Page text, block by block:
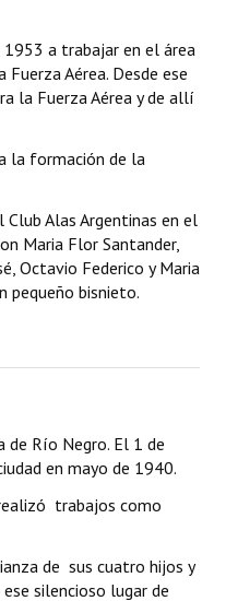
a trabajar en el área
Aérea. Desde ese
la Fuerza Aérea y de allí
la formación de la
Alas Argentinas en el
Maria Flor Santander,
Octavio Federico y Maria
pequeño bisnieto.
de Río Negro. El 1 de
en mayo de 1940.
trabajos como
de sus cuatro hijos y
silencioso lugar de